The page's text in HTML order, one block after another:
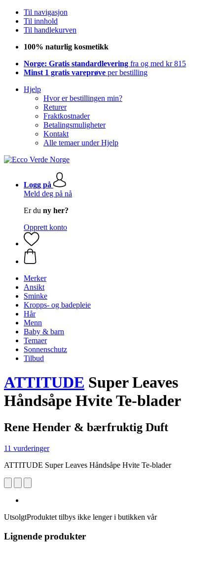
Til navigasjon
Til innhold
Til handlekurven
100% naturlig kosmetikk
Norge: Gratis standardlevering fra og med kr 815
Minst 1 gratis vareprøve per bestilling
Hjelp
Hvor er bestillingen min?
Returer
Fraktkostnader
Betalingsmuligheter
Kontakt
Alle temaer under Hjelp
Logg på
Meld deg på nå
Er du ny her?
Opprett konto
Merker
Ansikt
Sminke
Kropps- og badepleie
Hår
Menn
Baby & barn
Temaer
Sonnenschutz
Tilbud
ATTITUDE Super Leaves
Håndsåpe Hvite Te-blader
Rene Hender & bærfruktig Duft
11 vurderinger
ATTITUDE Super Leaves Håndsåpe Hvite Te-blader
UtsolgtProduktet tilbys ikke lenger i butikken vår
Lignende produkter